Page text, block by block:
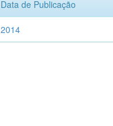
Data de Publicação
2014